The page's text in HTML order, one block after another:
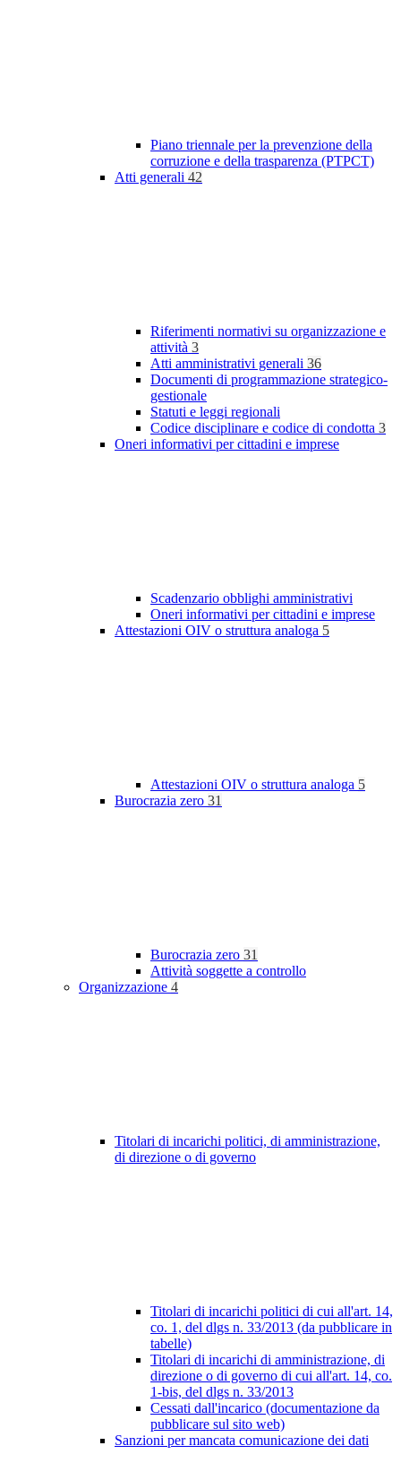
Piano triennale per la prevenzione della
corruzione e della trasparenza (PTPCT)
Atti generali 42
Riferimenti normativi su organizzazione e
attività 3
Atti amministrativi generali 36
Documenti di programmazione strategico-
gestionale
Statuti e leggi regionali
Codice disciplinare e codice di condotta 3
Oneri informativi per cittadini e imprese
Scadenzario obblighi amministrativi
Oneri informativi per cittadini e imprese
Attestazioni OIV o struttura analoga 5
Attestazioni OIV o struttura analoga 5
Burocrazia zero 31
Burocrazia zero 31
Attività soggette a controllo
Organizzazione 4
Titolari di incarichi politici, di amministrazione,
di direzione o di governo
Titolari di incarichi politici di cui all'art. 14,
co. 1, del dlgs n. 33/2013 (da pubblicare in
tabelle)
Titolari di incarichi di amministrazione, di
direzione o di governo di cui all'art. 14, co.
1-bis, del dlgs n. 33/2013
Cessati dall'incarico (documentazione da
pubblicare sul sito web)
Sanzioni per mancata comunicazione dei dati